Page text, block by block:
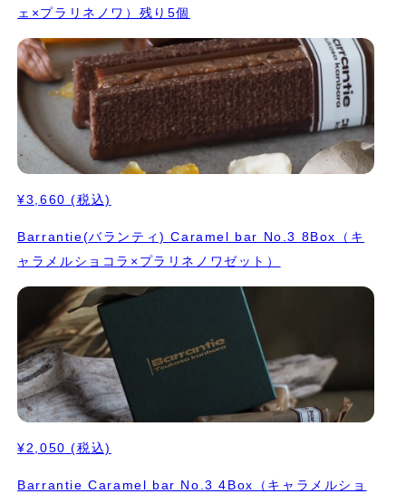
ェ×プラリネノワ）残り5個
¥3,660 (税込)
Barrantie(バランティ) Caramel bar No.3 8Box（キ
ャラメルショコラ×プラリネノワゼット）
¥2,050 (税込)
Barrantie Caramel bar No.3 4Box（キャラメルショ